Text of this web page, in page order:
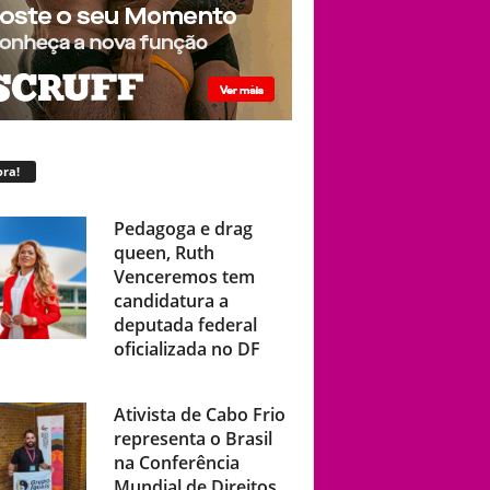
Pedagoga e drag
queen, Ruth
Venceremos tem
candidatura a
deputada federal
oficializada no DF
Ativista de Cabo Frio
representa o Brasil
na Conferência
Mundial de Direitos